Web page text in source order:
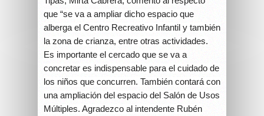
que “se va a ampliar dicho espacio que
alberga el Centro Recreativo Infantil y también
la zona de crianza, entre otras actividades.
Es importante el cercado que se va a
concretar es indispensable para el cuidado de
los niños que concurren. También contará con
una ampliación del espacio del Salón de Usos
Múltiples. Agradezco al intendente Rubén